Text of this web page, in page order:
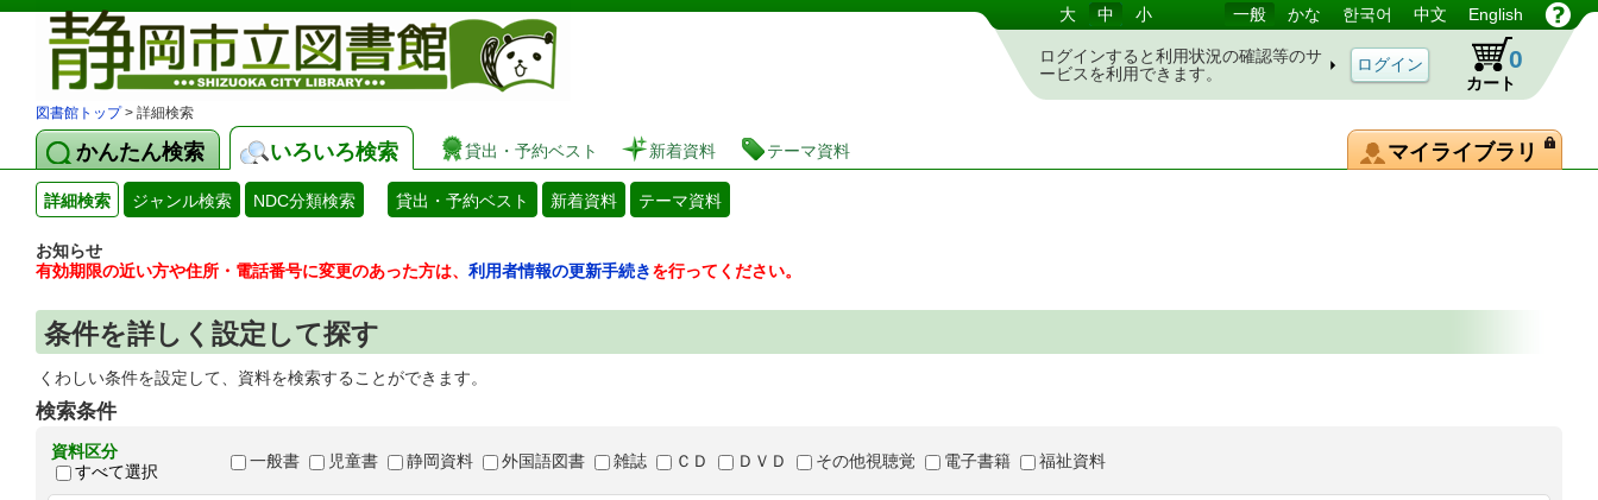
図書館 蔵書検索・予約システム 大 中 小 一般 かな 한국어 中文 English
ログインすると利用状況の確認等のサ
ービスを利用できます。
カート
0
図書館トップ> 詳細検索
かんたん検索 いろいろ検索 貸出・予約ベスト 新着資料 テーマ資料 マイライブラリ
詳細検索 ジャンル検索 NDC分類検索 貸出・予約ベスト 新着資料 テーマ資料
お知らせ
有効期限の近い方や住所・電話番号に変更のあった方は、 利用者情報の更新手続きを行ってください。
条件を詳しく設定して探す
くわしい条件を設定して、資料を検索することができます。
検索条件
資料区分
すべて選択
一般書 児童書 静岡資料 外国語図書 雑誌 ＣＤ ＤＶＤ その他視聴覚 電子書籍 福祉資料